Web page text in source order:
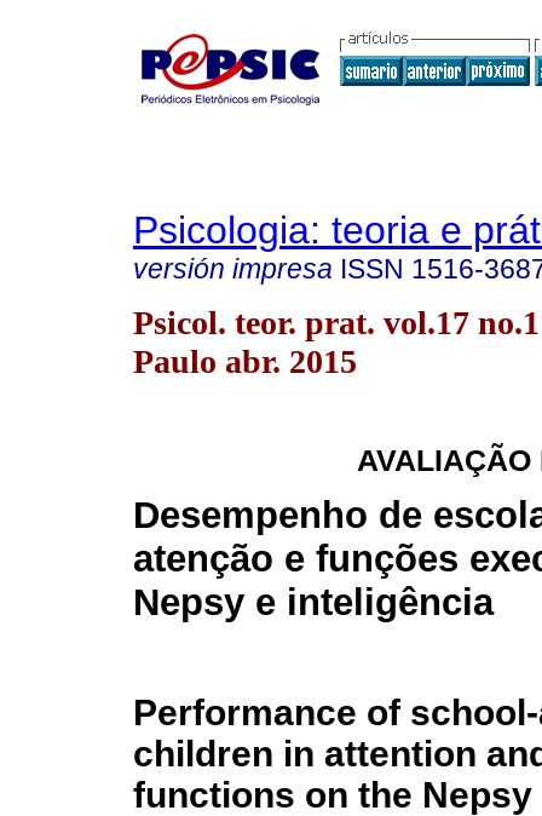
Psicologia: teoria e
versión impresa ISSN 1516-
Psicol. teor. prat. vol.17
Paulo abr. 2015
AVALIAÇÃO
Desempenho de
atenção e funções
Nepsy e inteligência
Performance of
children in attention
functions on the